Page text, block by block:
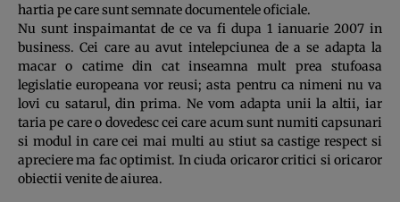
hartia pe care sunt semnate documentele oficiale.
Nu sunt inspaimantat de ce va fi dupa 1 ianuarie 2007 in
business. Cei care au avut intelepciunea de a se adapta la
macar o catime din cat inseamna mult prea stufoasa
legislatie europeana vor reusi; asta pentru ca nimeni nu va
lovi cu satarul, din prima. Ne vom adapta unii la altii, iar
taria pe care o dovedesc cei care acum sunt numiti capsunari
si modul in care cei mai multi au stiut sa castige respect si
apreciere ma fac optimist. In ciuda oricaror critici si oricaror
obiectii venite de aiurea.